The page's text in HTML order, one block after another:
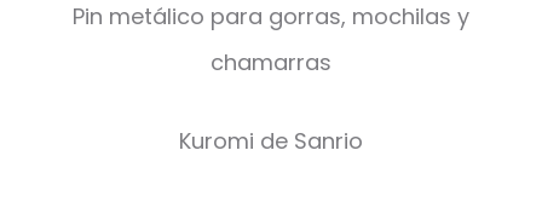
Pin metálico para gorras, mochilas y
chamarras
Kuromi de Sanrio